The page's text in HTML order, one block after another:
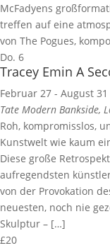
McFadyens
treffen auf eine
von The Pogues,
Do. 6
Tracey Emin A
Februar 27 - August 31
Tate Modern Bankside,
Roh, kompromisslos,
Kunstwelt wie kaum
Diese große
aufregendsten
von der Provokation
neuesten, noch nie
Skulptur – […]
£20